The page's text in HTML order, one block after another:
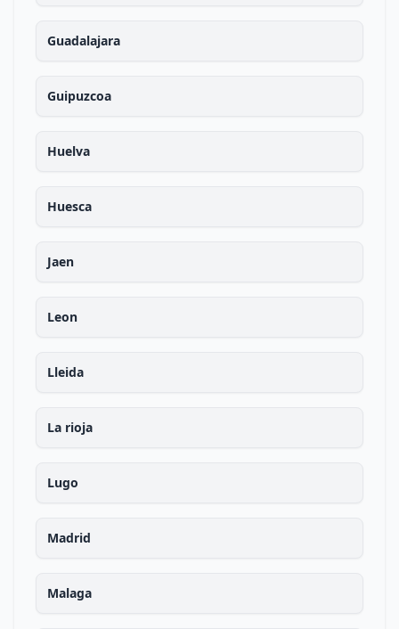
Guadalajara
Guipuzcoa
Huelva
Huesca
Jaen
Leon
Lleida
La rioja
Lugo
Madrid
Malaga